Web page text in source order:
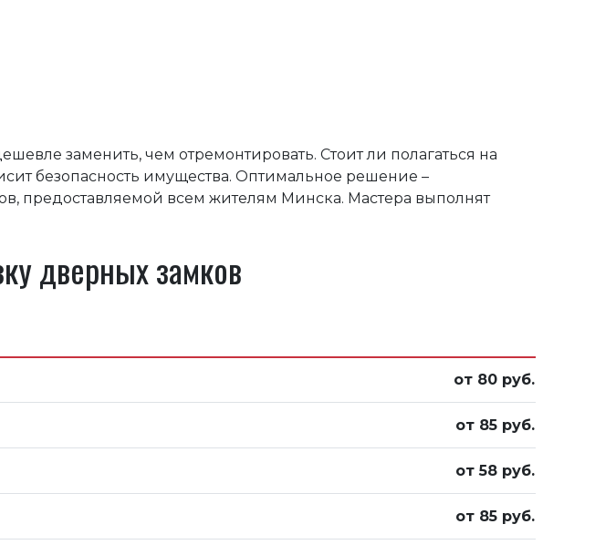
заменить, чем отремонтировать. Стоит ли полагаться на
безопасность имущества. Оптимальное решение –
предоставляемой всем жителям Минска. Мастера выполнят
дверных замков
от 80 руб.
от 85 руб.
от 58 руб.
от 85 руб.